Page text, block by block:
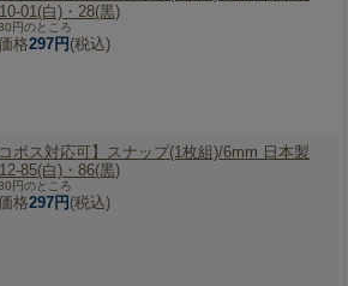
01(白)・28(黒)
円のところ
格297円 (税込)
ポス対応可】
スナップ(1枚組)/6mm 日本製
85(白)・86(黒)
円のところ
格297円 (税込)